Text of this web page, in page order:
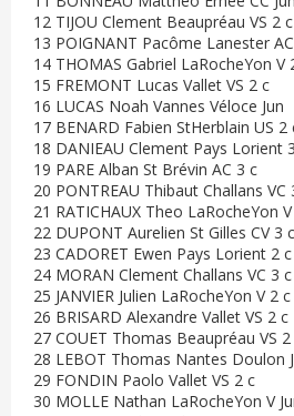
12 TIJOU Clement Beaupréau VS 2 c
13 POIGNANT Pacôme Lanester
14 THOMAS Gabriel LaRocheYon V
15 FREMONT Lucas Vallet VS 2 c
16 LUCAS Noah Vannes Véloce Jun
17 BENARD Fabien StHerblain US 2
18 DANIEAU Clement Pays Lorient
19 PARE Alban St Brévin AC 3 c
20 PONTREAU Thibaut Challans VC
21 RATICHAUX Theo LaRocheYon
22 DUPONT Aurelien St Gilles CV 3 c
23 CADORET Ewen Pays Lorient 2 c
24 MORAN Clement Challans VC 3 c
25 JANVIER Julien LaRocheYon V 2 c
26 BRISARD Alexandre Vallet VS 2 c
27 COUET Thomas Beaupréau VS
28 LEBOT Thomas Nantes Doulon
29 FONDIN Paolo Vallet VS 2 c
30 MOLLE Nathan LaRocheYon V